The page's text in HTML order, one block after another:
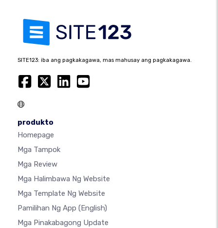
SITE123: iba ang pagkakagawa, mas mahusay ang pagkakagawa.
produkto
Homepage
Mga Tampok
Mga Review
Mga Halimbawa Ng Website
Mga Template Ng Website
Pamilihan Ng App (English)
Mga Pinakabagong Update